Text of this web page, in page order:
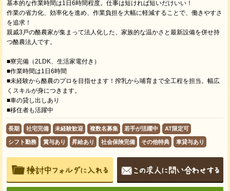
基本的な作業時間は1日6時間程度。仕事は短ければ短いだけいい！
作業の省力化、効率化を進め、作業負担を大幅に軽減することで、働きやすさ
を追求！
親戚3戸の酪農家が集まって法人化した、家族的な温かさと最新設備を併せ持
つ酪農法人です。
■寮完備（2LDK、生活家電付き）
■作業時間は1日6時間
■未経験から酪農のプロを目指せます！搾乳から哺育まで全工程を担当。幅広
くスキルが身につきます。
■車の貸し出しあり
■移住者も活躍中
長期 社宅完備 未経験歓迎 複数名募集 若手が活躍中 AT限定可
シフト勤務 賞与あり 昇給あり 社会保険完備 その他特典 車貸与あり